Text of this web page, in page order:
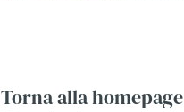
Torna alla homepage